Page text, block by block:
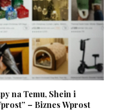
na Temu, Shein i
– Biznes Wprost